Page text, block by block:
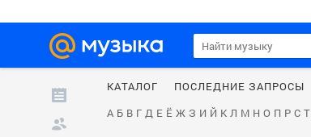
КАТАЛОГ
ПОСЛЕДНИЕ ЗАПРОСЫ
А Б В Г Д Е Ё Ж З И Й К Л М Н О П Р С Т